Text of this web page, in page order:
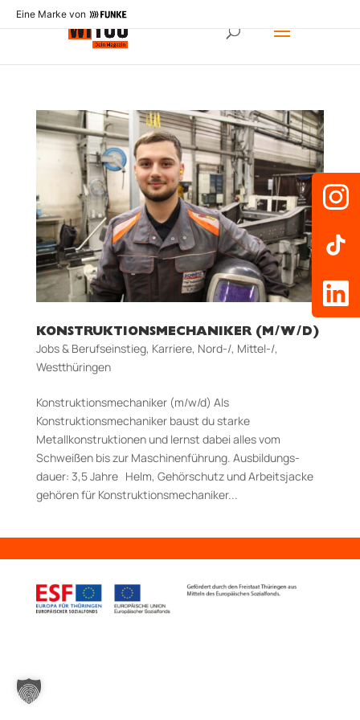
Eine Marke von
KONSTRUKTIONSMECHANIKER (M/W/D)
Jobs & Berufseinstieg, Karriere, Nord-/, Mittel-/,
Westthüringen
Konstruktionsmechaniker (m/w/d) Als
Konstruktionsmechaniker baust du starke
Metallkonstruktionen und lernst dabei alles vom
Schweißen bis zur Maschinenführung. Aus­bildungs­
dauer: 3,5 Jahre Helm, Gehörschutz und Arbeitsjacke
gehören für Konstruktionsmechaniker...